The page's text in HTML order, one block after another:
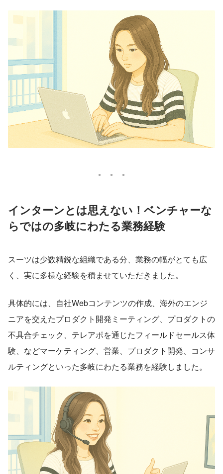
インターンとは思えない！ベンチャーな
らではの多岐にわたる業務経験
スーツは少数精鋭な組織である分、業務の幅がとても広
く、実に多様な経験を積ませていただきました。
具体的には、自社Webコンテンツの作成、海外のエンジ
ニアを交えたプロダクト開発ミーティング、プロダクトの
不具合チェック、テレアポを通じたフィールドセールス体
験、などマーケティング、営業、プロダクト開発、コンサ
ルティングといった多岐にわたる業務を経験しました。